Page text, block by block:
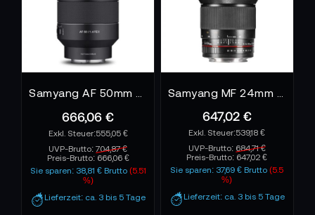
666,06 €
555,05 €
UVP-Brutto:704,87 €
Preis-Brutto: 666,06 €
Sie sparen: 38,81 € Brutto (5.51
%)
Lieferzeit: ca. 3 bis 5 Tage
647,02 €
539,18 €
UVP-Brutto: 684,71 €
Preis-Brutto: 647,02 €
Sie sparen: 37,69 € Brutto(5.5
%)
Lieferzeit: ca. 3 bis 5 Tage